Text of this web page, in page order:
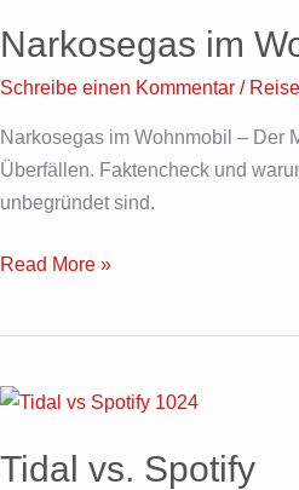
Narkosegas im
Schreibe einen Kommentar /
Narkosegas im Wohnmobil – Der
Überfällen. Faktencheck und
unbegründet sind.
Wohnmobil
Read More »
Tidal vs. Spotify
Tidal
Spotify